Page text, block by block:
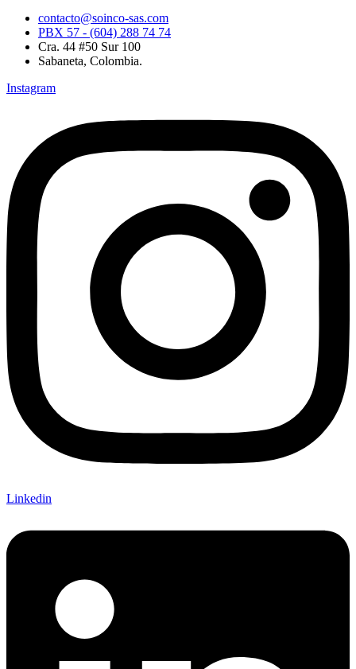
contacto@soinco-sas.com
PBX 57 - (604) 288 74 74
Cra. 44 #50 Sur 100
Sabaneta, Colombia.
Instagram
Linkedin